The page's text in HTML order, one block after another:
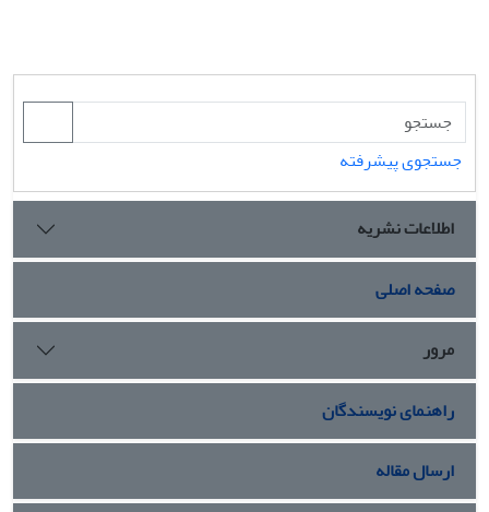
جستجوی پیشرفته
اطلاعات نشریه
صفحه اصلی
مرور
راهنمای نویسندگان
ارسال مقاله